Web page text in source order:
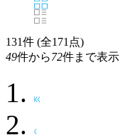
131件 (全171点)
49件から72件まで表示